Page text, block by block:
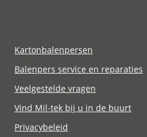
Kartonbalenpersen
Balenpers service en reparaties
Veelgestelde vragen
Vind Mil-tek bij u in de buurt
Privacybeleid